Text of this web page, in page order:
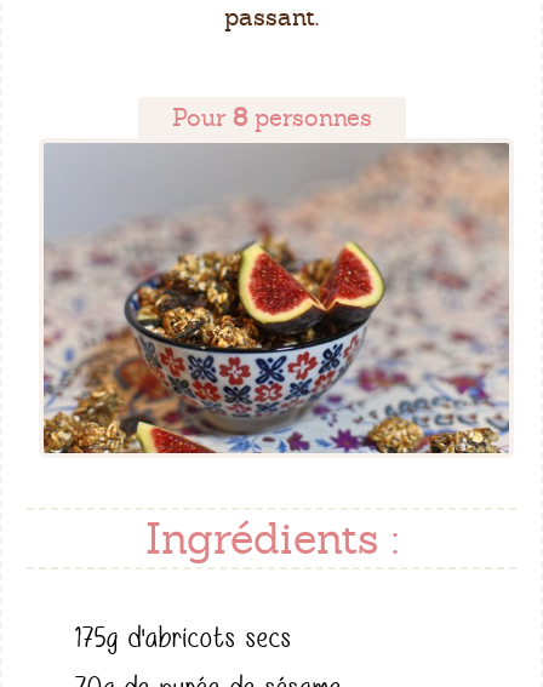
passant.
Pour 8personnes
Ingrédients :
175g d'abricots secs